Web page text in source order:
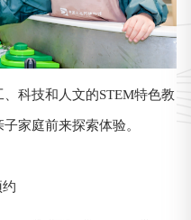
科技和人文的STEM特色教
家庭前来探索体验。